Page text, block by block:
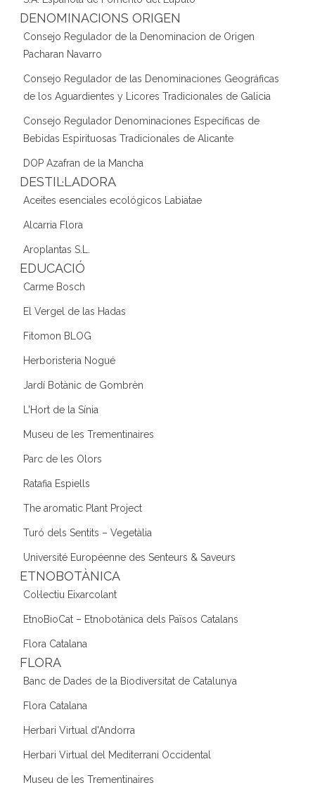
DENOMINACIONS ORIGEN
Consejo Regulador de la Denominacion de Origen
Pacharan Navarro
Consejo Regulador de las Denominaciones Geográficas
de los Aguardientes y Licores Tradicionales de Galicia
Consejo Regulador Denominaciones Específicas de
Bebidas Espirituosas Tradicionales de Alicante
DOP Azafran de la Mancha
DESTIL·LADORA
Aceites esenciales ecológicos Labiatae
Alcarria Flora
Aroplantas S.L.
EDUCACIÓ
Carme Bosch
El Vergel de las Hadas
Fitomon BLOG
Herboristeria Nogué
Jardí Botànic de Gombrèn
L'Hort de la Sínia
Museu de les Trementinaires
Parc de les Olors
Ratafia Espiells
The aromatic Plant Project
Turó dels Sentits – Vegetàlia
Université Européenne des Senteurs & Saveurs
ETNOBOTÀNICA
Col·lectiu Eixarcolant
EtnoBioCat – Etnobotànica dels Països Catalans
Flora Catalana
FLORA
Banc de Dades de la Biodiversitat de Catalunya
Flora Catalana
Herbari Virtual d'Andorra
Herbari Virtual del Mediterrani Occidental
Museu de les Trementinaires